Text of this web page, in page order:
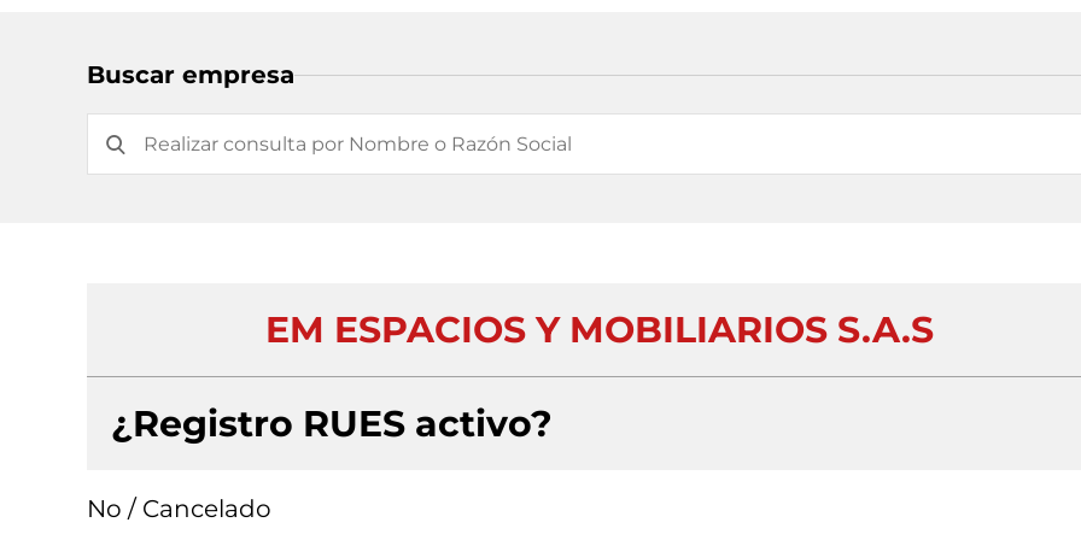
Buscar empresa
EM ESPACIOS Y MOBILIARIOS S.A.S
¿Registro RUES activo?
No / Cancelado